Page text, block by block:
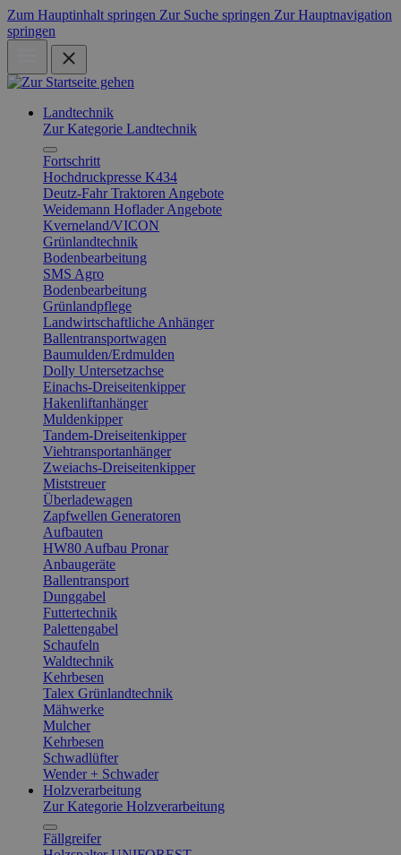
Zum Hauptinhalt springen Zur Suche springen Zur Hauptnavigation
springen
Landtechnik
Zur Kategorie Landtechnik
Fortschritt
Hochdruckpresse K434
Deutz-Fahr Traktoren Angebote
Weidemann Hoflader Angebote
Kverneland/VICON
Grünlandtechnik
Bodenbearbeitung
SMS Agro
Bodenbearbeitung
Grünlandpflege
Landwirtschaftliche Anhänger
Ballentransportwagen
Baumulden/Erdmulden
Dolly Untersetzachse
Einachs-Dreiseitenkipper
Hakenliftanhänger
Muldenkipper
Tandem-Dreiseitenkipper
Viehtransportanhänger
Zweiachs-Dreiseitenkipper
Miststreuer
Überladewagen
Zapfwellen Generatoren
Aufbauten
HW80 Aufbau Pronar
Anbaugeräte
Ballentransport
Dunggabel
Futtertechnik
Palettengabel
Schaufeln
Waldtechnik
Kehrbesen
Talex Grünlandtechnik
Mähwerke
Mulcher
Kehrbesen
Schwadlüfter
Wender + Schwader
Holzverarbeitung
Zur Kategorie Holzverarbeitung
Fällgreifer